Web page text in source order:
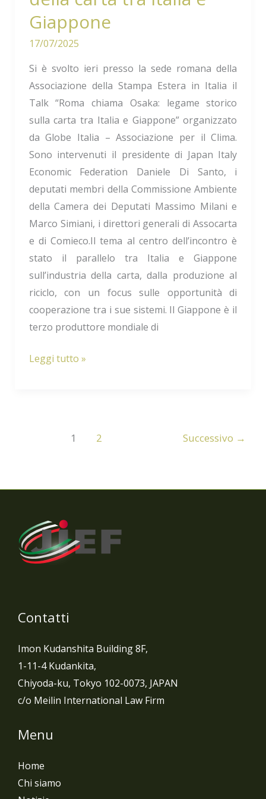
Giappone
17/07/2025
Si è svolto ieri presso la sede romana della
Associazione della Stampa Estera in Italia il
Talk “Roma chiama Osaka: legame storico
sulla carta tra Italia e Giappone” organizzato
da Globe Italia – Associazione per il Clima.
Sono intervenuti il presidente di Japan Italy
Economic Federation Daniele Di Santo, i
deputati membri della Commissione Ambiente
della Camera dei Deputati Massimo Milani e
Marco Simiani, i direttori generali di Assocarta
e di Comieco.Il tema al centro dell’incontro è
stato il parallelo tra Italia e Giappone
sull’industria della carta, dalla produzione al
riciclo, con un focus sulle opportunità di
cooperazione tra i sue sistemi. Il Giappone è il
terzo produttore mondiale di
Italia
e
Giappone
Leggi tutto »
1 2 Successivo →
Contatti
Imon Kudanshita Building 8F,
1-11-4 Kudankita,
Chiyoda-ku, Tokyo 102-0073, JAPAN
c/o Meilin International Law Firm
Menu
Home
Chi siamo